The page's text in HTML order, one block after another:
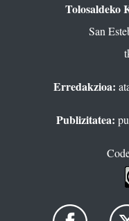
Tolosaldeko
San
Erredakzioa:
Publizitatea: